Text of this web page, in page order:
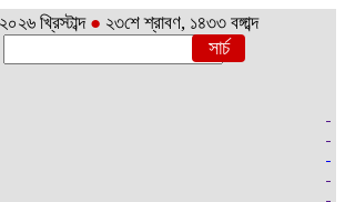
খ্রিস্টাব্দ ● ২৩শে শ্রাবণ, ১৪৩৩ বঙ্গাব্দ